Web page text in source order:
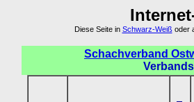
Diese Seite in Schwarz-Weißoder
Schachverband